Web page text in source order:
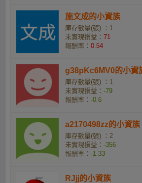
施文成的小資族
庫存數量(張) ：1
未實現損益： 71
報酬率： 0.54
g38pKc6MV0的小資
庫存數量(張) ：1
未實現損益： -79
報酬率： -0.6
a2170498zz的小資族
庫存數量(張) ：2
未實現損益： -356
報酬率： -1.33
RJjj的小資族